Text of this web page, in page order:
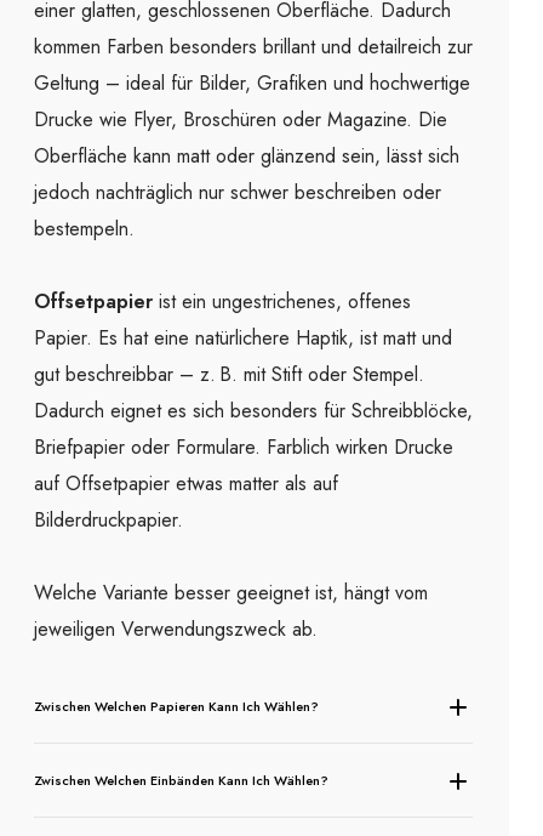
einer glatten, geschlossenen Oberfläche. Dadurch
kommen Farben besonders brillant und detailreich zur
Geltung – ideal für Bilder, Grafiken und hochwertige
Drucke wie Flyer, Broschüren oder Magazine. Die
Oberfläche kann matt oder glänzend sein, lässt sich
jedoch nachträglich nur schwer beschreiben oder
bestempeln.
Offsetpapier ist ein ungestrichenes, offenes
Papier. Es hat eine natürlichere Haptik, ist matt und
gut beschreibbar – z. B. mit Stift oder Stempel.
Dadurch eignet es sich besonders für Schreibblöcke,
Briefpapier oder Formulare. Farblich wirken Drucke
auf Offsetpapier etwas matter als auf
Bilderdruckpapier.
Welche Variante besser geeignet ist, hängt vom
jeweiligen Verwendungszweck ab.
Zwischen Welchen Papieren Kann Ich Wählen?
Zwischen Welchen Einbänden Kann Ich Wählen?